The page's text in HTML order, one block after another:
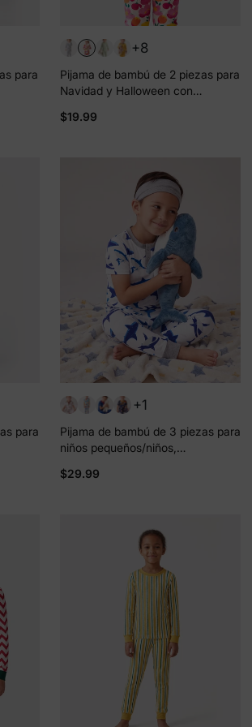
para
+8
Pijama de bambú de 2 piezas para
Navidad y Halloween con
niño pequeño (ajustado), color
$19.99
para
+1
Pijama de bambú de 3 piezas para
niños pequeños/niños,
las 4 estaciones (ajuste ceñido),
$29.99